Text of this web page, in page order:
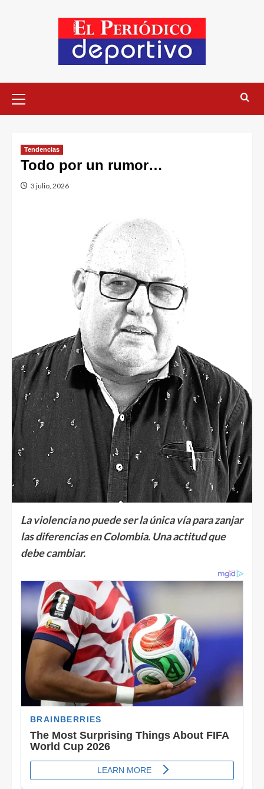
Tendencias
Todo por un rumor…
3 julio, 2026
La violencia no puede ser la única vía para zanjar
las diferencias en Colombia. Una actitud que
debe cambiar.